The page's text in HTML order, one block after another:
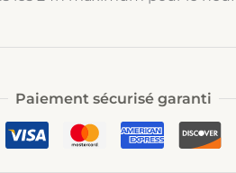
Paiement sécurisé garanti